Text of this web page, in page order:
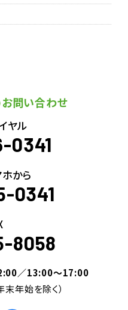
お問い合わせ
ヤル
0341
から
0341
8058
／13:00～17:00
末年始を除く）